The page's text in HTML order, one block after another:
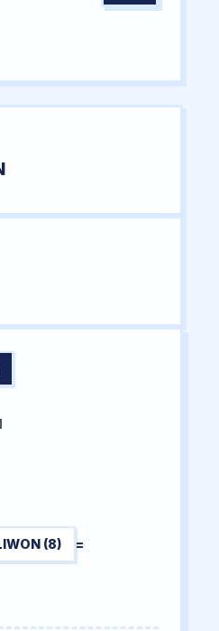
(8) =